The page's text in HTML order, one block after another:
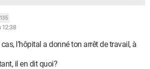
12:38
l’hôpital a donné ton arrêt de travail, à
il en dit quoi?